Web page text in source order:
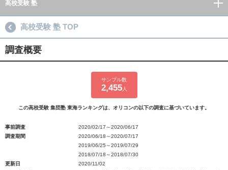
高校受験 塾
高校受験 塾 TOP
調査概要
サンプル数
2,455人
この高校受験 集団塾 東海ランキングは、オリコンの以下の調査に基づいています。
事前調査
2020/02/17～2020/06/17
調査期間
2020/06/18～2020/07/17
2019/06/25～2019/07/29
2018/07/18～2018/07/30
更新日
2020/11/02